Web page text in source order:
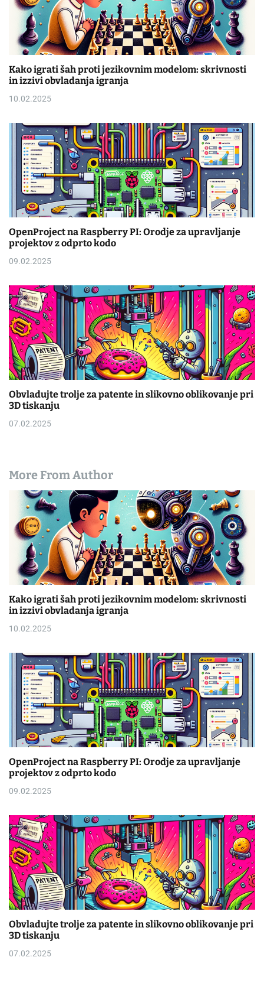
Kako igrati šah proti jezikovnim modelom: skrivnosti
in izzivi obvladanja igranja
10.02.2025
OpenProject na Raspberry PI: Orodje za upravljanje
projektov z odprto kodo
09.02.2025
Obvladujte trolje za patente in slikovno oblikovanje pri
3D tiskanju
07.02.2025
More From Author
Kako igrati šah proti jezikovnim modelom: skrivnosti
in izzivi obvladanja igranja
10.02.2025
OpenProject na Raspberry PI: Orodje za upravljanje
projektov z odprto kodo
09.02.2025
Obvladujte trolje za patente in slikovno oblikovanje pri
3D tiskanju
07.02.2025